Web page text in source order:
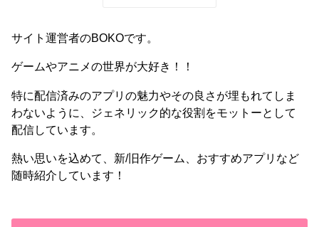
サイト運営者のBOKOです。
ゲームやアニメの世界が大好き！！
特に配信済みのアプリの魅力やその良さが埋もれてしま
わないように、ジェネリック的な役割をモットーとして
配信しています。
熱い思いを込めて、新/旧作ゲーム、おすすめアプリなど
随時紹介しています！